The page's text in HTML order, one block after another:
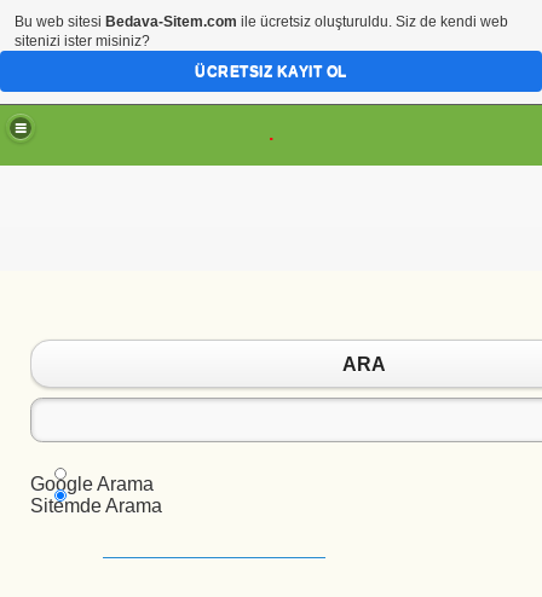
.
ARA
Google Arama
Sitemde Arama
Bu web sitesi Bedava-Sitem.com ile ücretsiz oluşturuldu. Siz de kendi web
sitenizi ister misiniz?
ÜCRETSIZ KAYIT OL